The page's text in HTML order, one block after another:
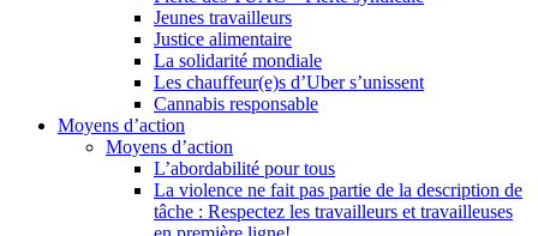
Jeunes travailleurs
Justice alimentaire
La solidarité mondiale
Les chauffeur(e)s d’Uber s’unissent
Cannabis responsable
Moyens d’action
Moyens d’action
L’abordabilité pour tous
La violence ne fait pas partie de la description de
tâche : Respectez les travailleurs et travailleuses